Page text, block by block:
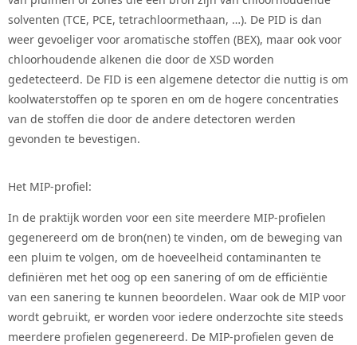
solventen (TCE, PCE, tetrachloormethaan, …). De PID is dan
weer gevoeliger voor aromatische stoffen (BEX), maar ook voor
chloorhoudende alkenen die door de XSD worden
gedetecteerd. De FID is een algemene detector die nuttig is om
koolwaterstoffen op te sporen en om de hogere concentraties
van de stoffen die door de andere detectoren werden
gevonden te bevestigen.
Het MIP-profiel:
In de praktijk worden voor een site meerdere MIP-profielen
gegenereerd om de bron(nen) te vinden, om de beweging van
een pluim te volgen, om de hoeveelheid contaminanten te
definiëren met het oog op een sanering of om de efficiëntie
van een sanering te kunnen beoordelen. Waar ook de MIP voor
wordt gebruikt, er worden voor iedere onderzochte site steeds
meerdere profielen gegenereerd. De MIP-profielen geven de